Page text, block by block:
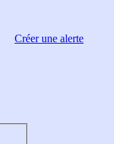
Créer une alerte